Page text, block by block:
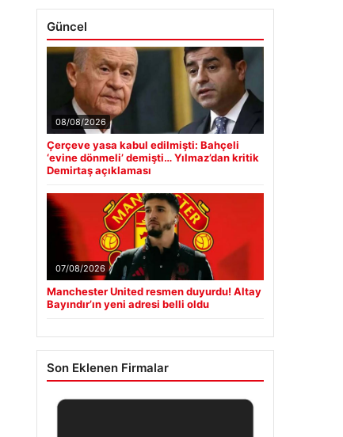
Güncel
08/08/2026
Çerçeve yasa kabul edilmişti: Bahçeli
‘evine dönmeli’ demişti… Yılmaz’dan kritik
Demirtaş açıklaması
07/08/2026
Manchester United resmen duyurdu! Altay
Bayındır’ın yeni adresi belli oldu
Son Eklenen Firmalar